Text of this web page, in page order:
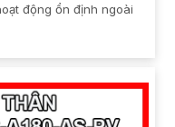
động ổn định ngoài